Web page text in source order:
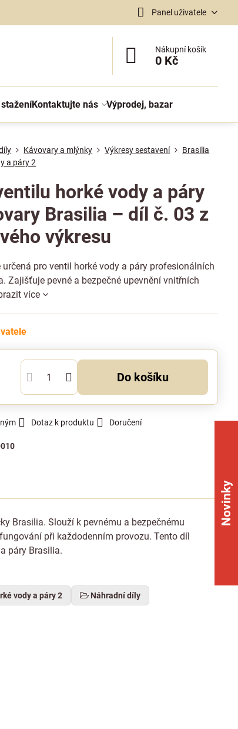
Panel uživatele
Nákupní košík
0 Kč
Kontaktujte nás Výprodej, bazar
Kávovary a mlýnky Výkresy sestavení
Brasilia
a páry 2
horké vody a páry
Brasilia – díl č. 03 z
výkresu
pro ventil horké vody a páry profesionálních
Zajišťuje pevné a bezpečné upevnění vnitřních
více
Do košíku
Dotaz k produktu Doručení
Brasilia. Slouží k pevnému a bezpečnému
při každodenním provozu. Tento díl
páry Brasilia.
vody a páry 2 Náhradní díly
Novinky